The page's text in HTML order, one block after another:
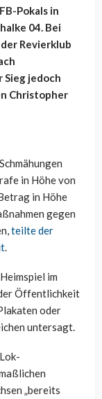
Pokals in
04. Bei
Revierklub
jedoch
Christopher
in Höhe von
in Höhe
gegen
teilte der
im
Öffentlichkeit
oder
untersagt.
„bereits